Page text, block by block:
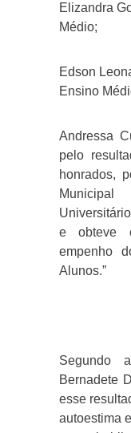
Elizandra
Médio;
Edson
Ensino
Andressa
pelo
honrados,
e obteve
empenho
Alunos.”
Segundo
Bernadete
esse
autoestima